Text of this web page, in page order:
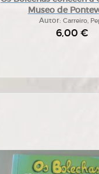
Museo de
Autor: Carreiro,
6,00 €